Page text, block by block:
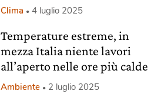
Clima 4 luglio 2025
Temperature estreme, in
mezza Italia niente lavori
all’aperto nelle ore più calde
Ambiente 2 luglio 2025